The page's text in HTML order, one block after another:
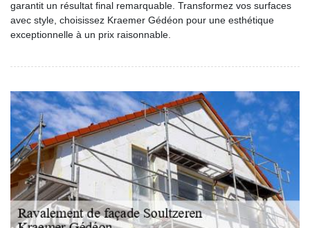
garantit un résultat final remarquable. Transformez vos surfaces
avec style, choisissez Kraemer Gédéon pour une esthétique
exceptionnelle à un prix raisonnable.